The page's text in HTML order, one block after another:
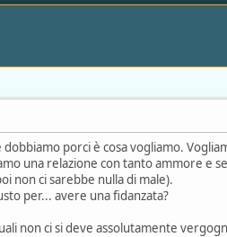
porci è cosa vogliamo.
una relazione con tanto ammore e
non ci sarebbe nulla di male).
per... avere una fidanzata?
non ci si deve assolutamente